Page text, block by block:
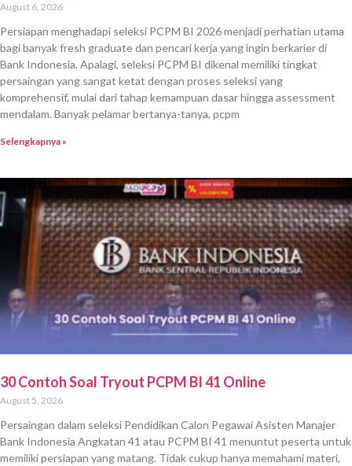
August 6, 2026
Persiapan menghadapi seleksi PCPM BI 2026 menjadi perhatian utama
bagi banyak fresh graduate dan pencari kerja yang ingin berkarier di
Bank Indonesia. Apalagi, seleksi PCPM BI dikenal memiliki tingkat
persaingan yang sangat ketat dengan proses seleksi yang
komprehensif, mulai dari tahap kemampuan dasar hingga assessment
mendalam. Banyak pelamar bertanya-tanya, pcpm
Selengkapnya »
30 Contoh Soal Tryout PCPM BI 41 Online
August 5, 2026
Persaingan dalam seleksi Pendidikan Calon Pegawai Asisten Manajer
Bank Indonesia Angkatan 41 atau PCPM BI 41 menuntut peserta untuk
memiliki persiapan yang matang. Tidak cukup hanya memahami materi,